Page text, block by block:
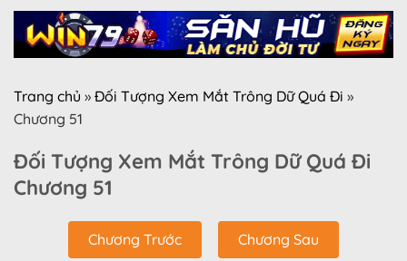
Trang chủ » Đối Tượng Xem Mắt Trông Dữ Quá Đi »
Chương 51
Đối Tượng Xem Mắt Trông Dữ Quá Đi
Chương 51
Chương Trước Chương Sau